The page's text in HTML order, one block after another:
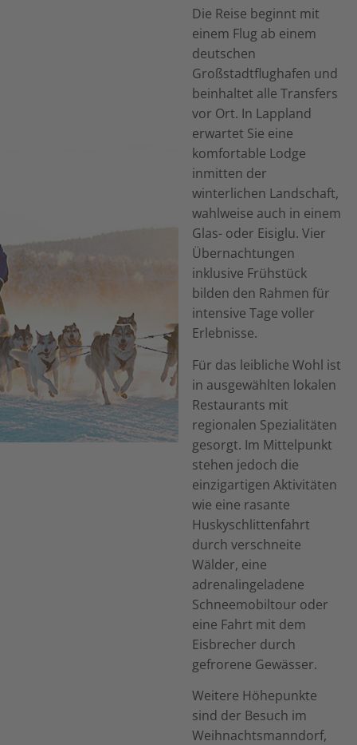
Die Reise beginnt mit
einem Flug ab einem
deutschen
Großstadtflughafen und
beinhaltet alle Transfers
vor Ort. In Lappland
erwartet Sie eine
komfortable Lodge
inmitten der
winterlichen Landschaft,
wahlweise auch in einem
Glas- oder Eisiglu. Vier
Übernachtungen
inklusive Frühstück
bilden den Rahmen für
intensive Tage voller
Erlebnisse.
Für das leibliche Wohl ist
in ausgewählten lokalen
Restaurants mit
regionalen Spezialitäten
gesorgt. Im Mittelpunkt
stehen jedoch die
einzigartigen Aktivitäten
wie eine rasante
Huskyschlittenfahrt
durch verschneite
Wälder, eine
adrenalingeladene
Schneemobiltour oder
eine Fahrt mit dem
Eisbrecher durch
gefrorene Gewässer.
Weitere Höhepunkte
sind der Besuch im
Weihnachtsmanndorf,